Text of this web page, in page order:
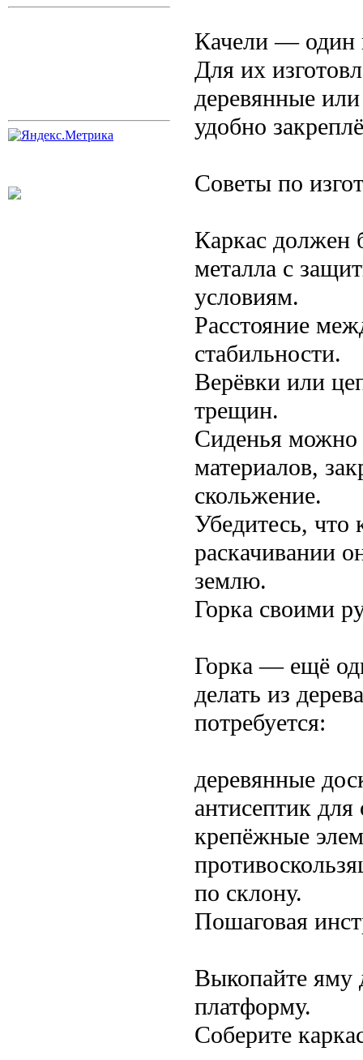
Качели — один
Для их
деревянные
удобно
Советы по
Каркас должен
металла с
условиям.
Расстояние
стабильности.
Верёвки или
трещин.
Сиденья можно
материалов,
скольжение.
Убедитесь, что
раскачивании
землю.
Горка своими
Горка — ещё
делать из
потребуется:
деревянные
антисептик
крепёжные
по склону.
Пошаговая
Выкопайте яму
платформу.
Соберите